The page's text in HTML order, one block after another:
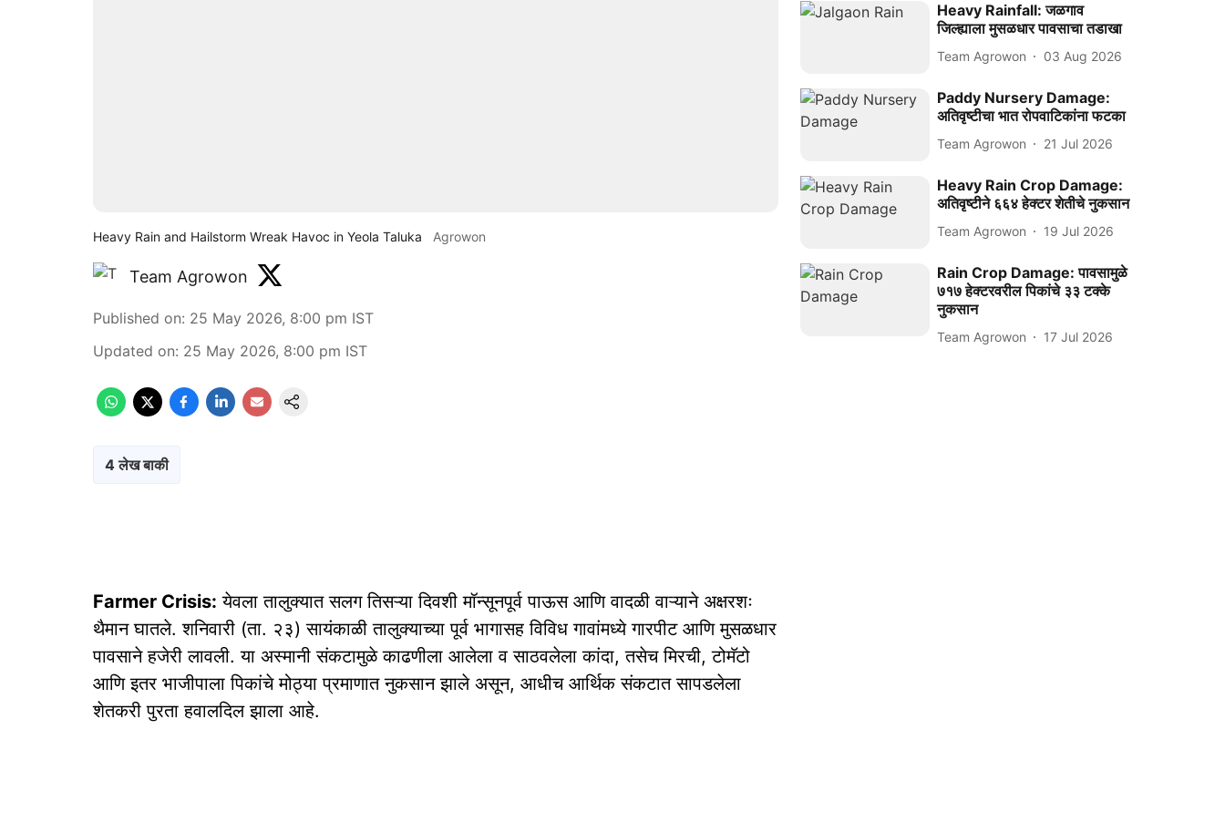
Heavy Rain and Hailstorm Wreak Havoc in Yeola Taluka Agrowon
Team Agrowon
Published on: 25 May 2026, 8:00 pm IST
Updated on: 25 May 2026, 8:00 pm IST
4 लेख बाकी
Farmer Crisis: येवला तालुक्यात सलग तिसऱ्या दिवशी मॉन्सूनपूर्व पाऊस आणि वादळी वाऱ्याने अक्षरशः
थैमान घातले. शनिवारी (ता. २३) सायंकाळी तालुक्याच्या पूर्व भागासह विविध गावांमध्ये गारपीट आणि मुसळधार
पावसाने हजेरी लावली. या अस्मानी संकटामुळे काढणीला आलेला व साठवलेला कांदा, तसेच मिरची, टोमॅटो
आणि इतर भाजीपाला पिकांचे मोठ्या प्रमाणात नुकसान झाले असून, आधीच आर्थिक संकटात सापडलेला
शेतकरी पुरता हवालदिल झाला आहे.
Heavy Rainfall: जळगाव
जिल्ह्याला मुसळधार पावसाचा तडाखा
Team Agrowon 03 Aug 2026
Paddy Nursery Damage:
अतिवृष्टीचा भात रोपवाटिकांना फटका
Team Agrowon 21 Jul 2026
Heavy Rain Crop Damage:
अतिवृष्टीने ६६४ हेक्टर शेतीचे नुकसान
Team Agrowon 19 Jul 2026
Rain Crop Damage: पावसामुळे
७१७ हेक्टरवरील पिकांचे ३३ टक्के
नुकसान
Team Agrowon 17 Jul 2026